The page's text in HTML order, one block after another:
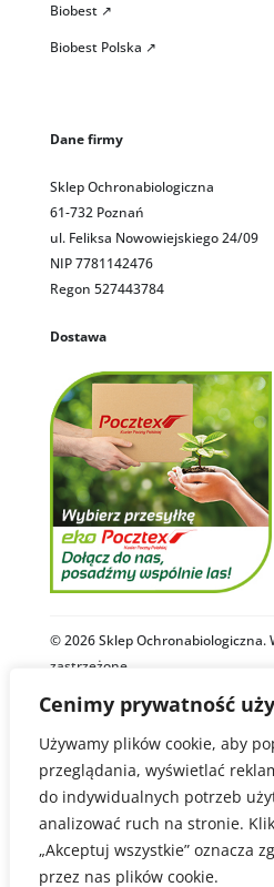
Cenimy prywatność
Używamy plików cookie, aby
przeglądania, wyświetlać
do indywidualnych potrzeb
analizować ruch na stronie.
„Akceptuj wszystkie” oznacza
przez nas plików cookie.
Biobest ↗
Biobest Polska ↗
Dane firmy
Sklep Ochronabiologiczna
61-732 Poznań
ul. Feliksa Nowowiejskiego 24/09
NIP 7781142476
Regon 527443784
Dostawa
© 2026 Sklep Ochronabiologiczna.
zastrzeżone.
Zdjęcia i materiały video na stronie
autorstwa firm Biobest, Royal
Niektóre z zastosowanych zdjęć
Commons i są dostępne na licencjach
domenie publicznej.